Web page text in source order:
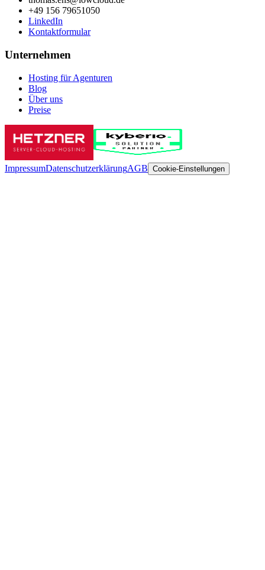
+49 156 79651050
LinkedIn
Kontaktformular
Unternehmen
Hosting für Agenturen
Blog
Über uns
Preise
ImpressumDatenschutzerklärungAGB Cookie-Einstellungen